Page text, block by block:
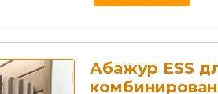
Абажур ESS